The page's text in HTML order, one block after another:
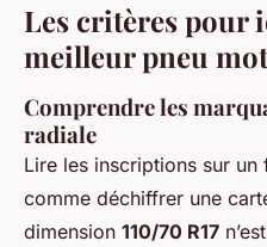
Les critères pour
meilleur pneu
Comprendre les
radiale
Lire les inscriptions sur un
comme déchiffrer une
dimension 110/70 R17